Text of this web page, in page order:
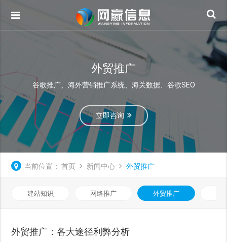
外贸推广
谷歌推广、海外营销推广系统、海关数据、谷歌SEO
立即咨询
当前位置： 首页 新闻中心 外贸推广
建站知识 网络推广 外贸推广
外贸推广：各大途径利弊分析